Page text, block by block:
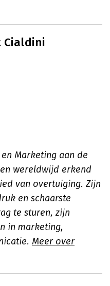
Cialdini
Marketing aan de
wereldwijd erkend
van overtuiging. Zijn
en schaarste
te sturen, zijn
in marketing,
Meer over